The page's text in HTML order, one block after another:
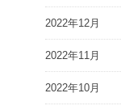
2022年12月
2022年11月
2022年10月